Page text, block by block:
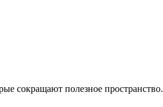
сокращают полезное пространство.